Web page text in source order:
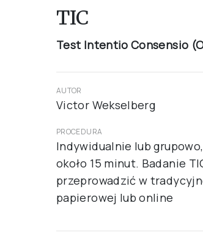
TIC
Test Intentio Consensio
AUTOR
Victor Wekselberg
PROCEDURA
Indywidualnie lub
około 15 minut. Badanie
przeprowadzić w
papierowej lub online